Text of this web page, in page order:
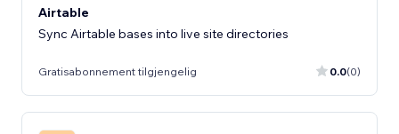
Airtable
Sync Airtable bases into live site directories
Gratisabonnement tilgjengelig 0.0(0)